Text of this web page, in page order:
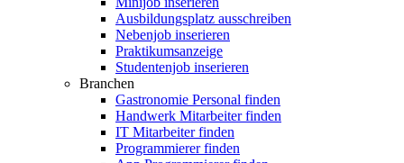
Ausbildungsplatz ausschreiben
Nebenjob inserieren
Praktikumsanzeige
Studentenjob inserieren
Branchen
Gastronomie Personal finden
Handwerk Mitarbeiter finden
IT Mitarbeiter finden
Programmierer finden